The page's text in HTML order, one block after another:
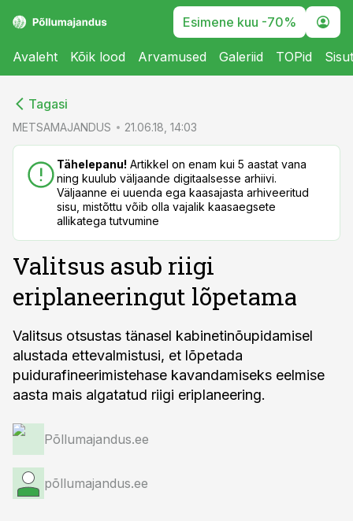
Esimene kuu -70%
Avaleht Kõik lood Arvamused Galeriid TOPid
Tagasi
METSAMAJANDUS 21.06.18, 14:03
Tähelepanu! Artikkel on enam kui 5 aastat vana
ning kuulub väljaande digitaalsesse arhiivi.
Väljaanne ei uuenda ega kaasajasta arhiveeritud
sisu, mistõttu võib olla vajalik kaasaegsete
allikatega tutvumine
Valitsus asub riigi
eriplaneeringut lõpetama
Valitsus otsustas tänasel kabinetinõupidamisel
alustada ettevalmistusi, et lõpetada
puidurafineerimistehase kavandamiseks eelmise
aasta mais algatatud riigi eriplaneering.
Põllumajandus.ee
põllumajandus.ee